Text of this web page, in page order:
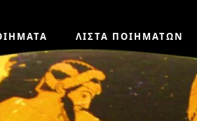
ΛΙΣΤΑ ΠΟΙΗΜΑΤΩΝ